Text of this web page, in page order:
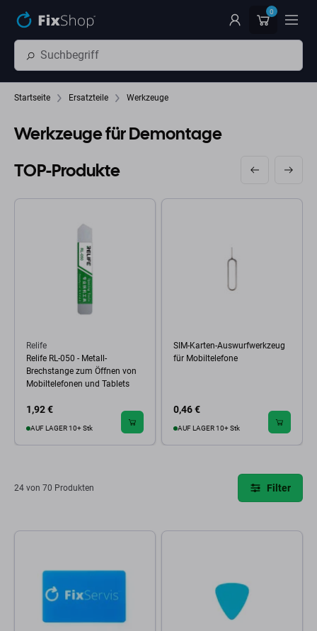
0
Startseite Ersatzteile Werkzeuge
Werkzeuge für Demontage
TOP-Produkte
Relife
Relife RL-050 - Metall-
Brechstange zum Öffnen von
Mobiltelefonen und Tablets
1,92 €
AUF LAGER 10+ Stk
SIM-Karten-Auswurfwerkzeug
für Mobiltelefone
0,46 €
AUF LAGER 10+ Stk
24 von 70 Produkten Filter